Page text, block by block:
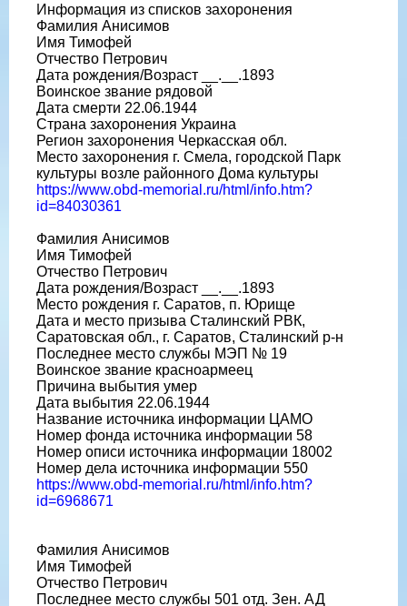
Информация из списков захоронения
Фамилия Анисимов
Имя Тимофей
Отчество Петрович
Дата рождения/Возраст __.__.1893
Воинское звание рядовой
Дата смерти 22.06.1944
Страна захоронения Украина
Регион захоронения Черкасская обл.
Место захоронения г. Смела, городской Парк
культуры возле районного Дома культуры
https://www.obd-memorial.ru/html/info.htm?
id=84030361
Фамилия Анисимов
Имя Тимофей
Отчество Петрович
Дата рождения/Возраст __.__.1893
Место рождения г. Саратов, п. Юрище
Дата и место призыва Сталинский РВК,
Саратовская обл., г. Саратов, Сталинский р-н
Последнее место службы МЭП № 19
Воинское звание красноармеец
Причина выбытия умер
Дата выбытия 22.06.1944
Название источника информации ЦАМО
Номер фонда источника информации 58
Номер описи источника информации 18002
Номер дела источника информации 550
https://www.obd-memorial.ru/html/info.htm?
id=6968671
Фамилия Анисимов
Имя Тимофей
Отчество Петрович
Последнее место службы 501 отд. Зен. АД